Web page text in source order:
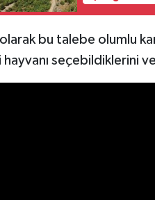
bu talebe olumlu
seçebildiklerini